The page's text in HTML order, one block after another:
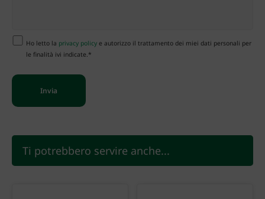
Ho letto la privacy policye autorizzo il trattamento dei miei dati personali per
le finalità ivi indicate.*
Ti potrebbero servire anche...